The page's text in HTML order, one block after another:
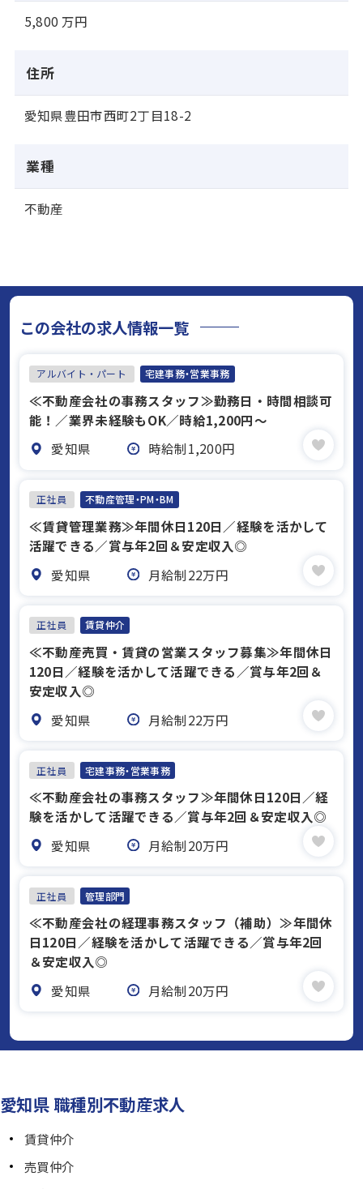
5,800 万円
住所
愛知県豊田市西町2丁目18-2
業種
不動産
この会社の求人情報一覧
アルバイト・パート 宅建事務・営業事務
≪不動産会社の事務スタッフ≫勤務日・時間相談可
能！／業界未経験もOK／時給1,200円～
愛知県
時給制1,200円
正社員 不動産管理・PM・BM
≪賃貸管理業務≫年間休日120日／経験を活かして
活躍できる／賞与年2回＆安定収入◎
愛知県
月給制22万円
正社員 賃貸仲介
≪不動産売買・賃貸の営業スタッフ募集≫年間休日
120日／経験を活かして活躍できる／賞与年2回＆
安定収入◎
愛知県
月給制22万円
正社員 宅建事務・営業事務
≪不動産会社の事務スタッフ≫年間休日120日／経
験を活かして活躍できる／賞与年2回＆安定収入◎
愛知県
月給制20万円
正社員 管理部門
≪不動産会社の経理事務スタッフ（補助）≫年間休
日120日／経験を活かして活躍できる／賞与年2回
＆安定収入◎
愛知県
月給制20万円
愛知県 職種別不動産求人
賃貸仲介
売買仲介